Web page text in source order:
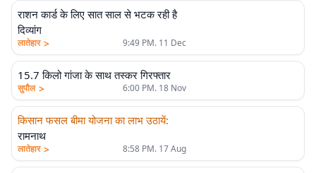
राशन कार्ड के लिए सात साल से भटक रही है
दिव्यांग
लातेहार > 9:49 PM. 11 Dec
15.7 किलो गांजा के साथ तस्कर गिरफ्तार
सुपौल > 6:00 PM. 18 Nov
किसान फसल बीमा योजना का लाभ उठायें:
रामनाथ
लातेहार > 8:58 PM. 17 Aug